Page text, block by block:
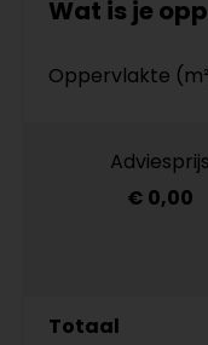
Wat is je
Oppervlakte
Adviesprijs
€ 0,00
Totaal